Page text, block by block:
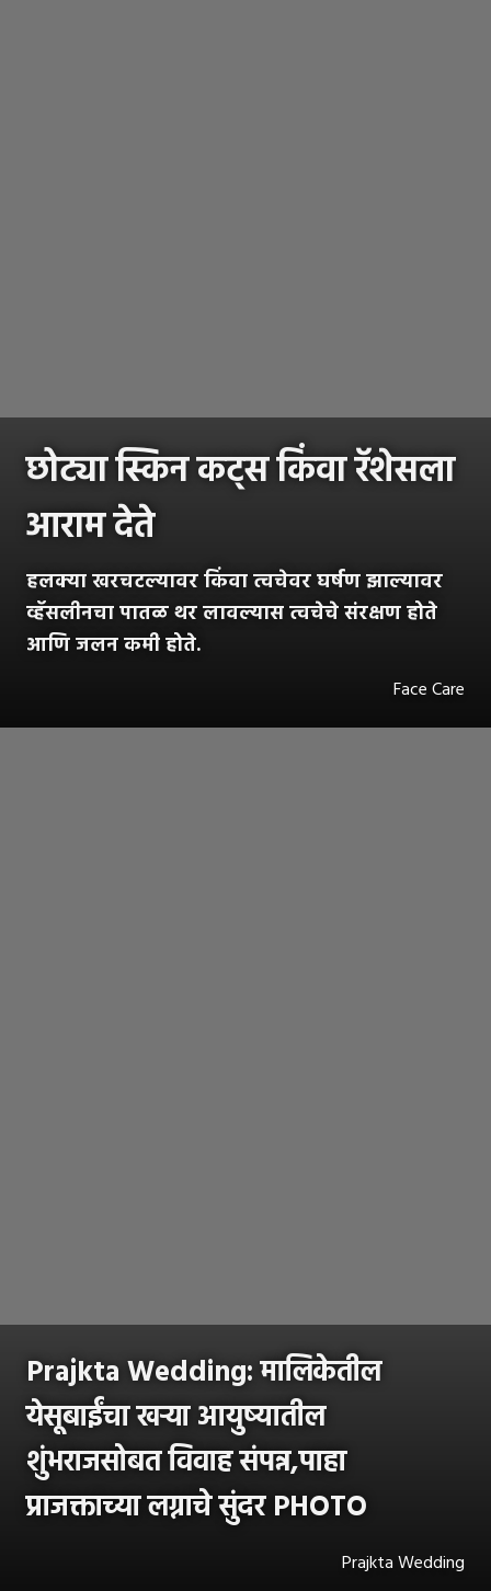
छोट्या स्किन कट्स किंवा रॅशेसला
आराम देते
हलक्या खरचटल्यावर किंवा त्वचेवर घर्षण झाल्यावर
व्हॅसलीनचा पातळ थर लावल्यास त्वचेचे संरक्षण होते
आणि जलन कमी होते.
Face Care
Prajkta Wedding: मालिकेतील
येसूबाईंचा खऱ्या आयुष्यातील
शुंभराजसोबत विवाह संपन्न,पाहा
प्राजक्ताच्या लग्नाचे सुंदर PHOTO
Prajkta Wedding